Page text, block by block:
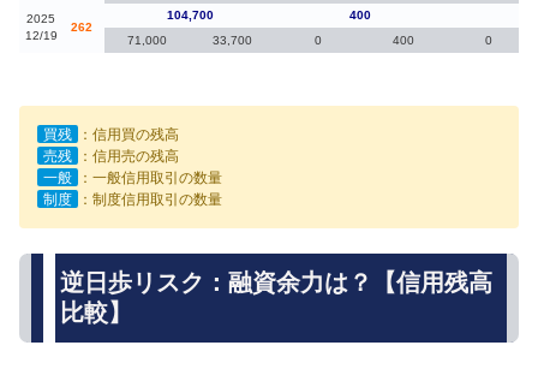
2025
12/19
262
104,700 400
71,000
33,700 0 400 0
買残
：信用買の残高
売残
：信用売の残高
一般
：一般信用取引の数量
制度
：制度信用取引の数量
逆日歩リスク：融資余力は？【信用残高
比較】